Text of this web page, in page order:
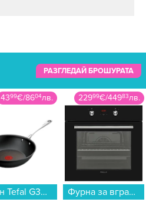
РАЗГЛЕДАЙ БРОШУРАТА
4399€/8604лв.
Тиган Tefal G3301902 EXCELLENCE+ WOK 28 см...
22999€/44983лв.
Фурна за вграждане Finlux FX 824A BK , 69 , Push бутони , А...